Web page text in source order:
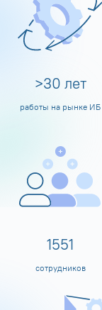
>30 лет
работы на рынке ИБ
1600
сотрудников